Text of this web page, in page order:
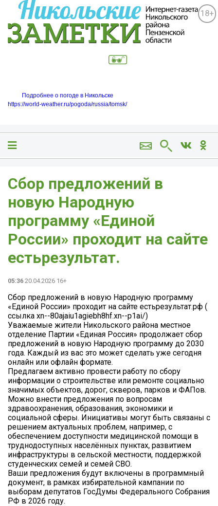
18+
Подробнее о погоде в Никольске
https://world-weather.ru/pogoda/russia/tomsk/
Сбор предложений в
новую Народную
программу «Единой
России» проходит на сайте
естьрезультат.
05:36 20.04.2026 16+
Сбор предложений в новую Народную программу
«Единой России» проходит на сайте естьрезультат.рф (
ссылка xn--80ajaiu1agiebh8hf.xn--p1ai/)
Уважаемые жители Никольского района местное
отделение Партии «Единая Россия» продолжает сбор
предложений в новую Народную программу до 2030
года. Каждый из вас это может сделать уже сегодня
онлайн или офлайн формате.
Предлагаем активно провести работу по сбору
информации о строительстве или ремонте социально
значимых объектов, дорог, скверов, парков и ФАПов.
Можно внести предложения по вопросам
здравоохранения, образования, экономики и
социальной сферы. Инициативы могут быть связаны с
решением актуальных проблем, например, с
обеспечением доступности медицинской помощи в
труднодоступных населённых пунктах, развитием
инфраструктуры в сельской местности, поддержкой
студенческих семей и семей СВО.
Ваши предложения будут включены в программный
документ, в рамках избирательной кампании по
выборам депутатов ГосДумы Федерального Собрания
РФ в 2026 году.